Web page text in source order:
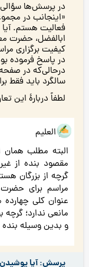
در پرسش‌ها سؤالى
«اينجانب در
فعالیت هستم. آیا
ابالفضل، حضرت
كيفيت برگزارى
در پاسخ فرموده
سالگرد بايد فقط
لطفاً دربارۀ این
هو العلیم
البته مطلب
مقصود بنده از
گرچه از بزرگان
مراسم برای حضرت
عنوان کلی
مانعی ندارد؛
و بدین وسیله
پرسش: آیا